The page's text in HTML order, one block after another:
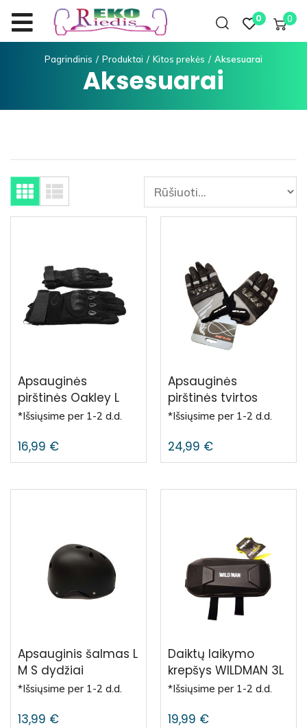
0 0
Pagrindinis / Produktai / Kitos prekės / Aksesuarai
Aksesuarai
Apsauginės
pirštinės Oakley L
*Išsiųsime per 1-2 d.d.
16,99 €
Apsauginės
pirštinės tvirtos
*Išsiųsime per 1-2 d.d.
24,99 €
Apsauginis šalmas L
M S dydžiai
*Išsiųsime per 1-2 d.d.
13,99 €
Daiktų laikymo
krepšys WILDMAN 3L
*Išsiųsime per 1-2 d.d.
19,99 €